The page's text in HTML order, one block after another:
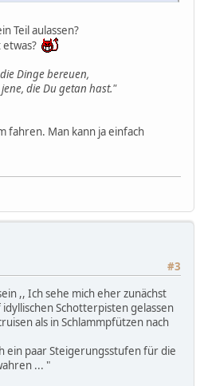
Teil aulassen?
Dinge bereuen,
die Du getan hast."
fahren. Man kann ja einfach
#3
,, Ich sehe mich eher zunächst
Schotterpisten gelassen
als in Schlammpfützen nach
ein paar Steigerungsstufen für die
... "